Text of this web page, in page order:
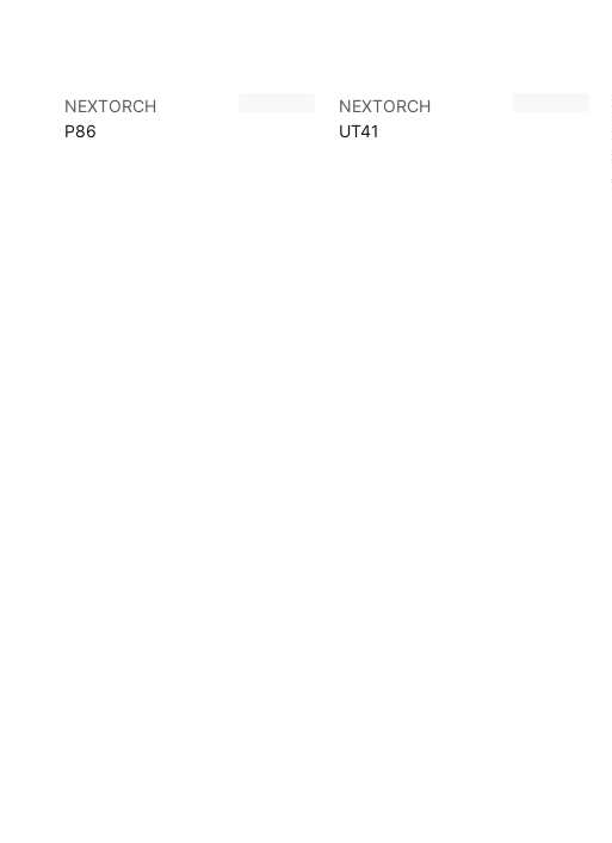
NEXTORCH
P86
NEXTORCH
UT41